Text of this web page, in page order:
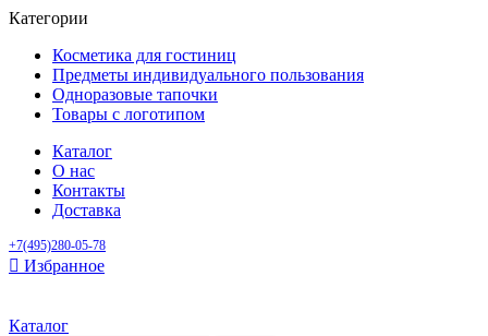
Категории
Косметика для гостиниц
Предметы индивидуального пользования
Одноразовые тапочки
Товары с логотипом
Каталог
О нас
Контакты
Доставка
+7(495)280-05-78
Избранное
Каталог